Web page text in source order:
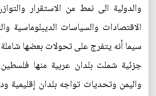
والدولية الى نمط من الاستقرار
الاقتصادات والسياسات الديبلوماسية
سيما أنه يتفرج على تحولات بعضها
جزئية شملت بلدان عربية منها فلسطين
واليمن وتحديات تواجه بلدان إقليمية